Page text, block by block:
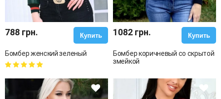
788 грн. Купить
Бомбер женский зеленый
1082 грн. Купить
Бомбер коричневый со скрытой
змейкой